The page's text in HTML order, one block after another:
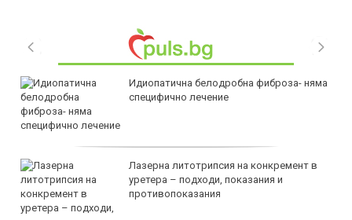
Идиопатична белодробна фиброза- няма
специфично лечение
Лазерна литотрипсия на конкремент в
уретера – подходи, показания и
противопоказания